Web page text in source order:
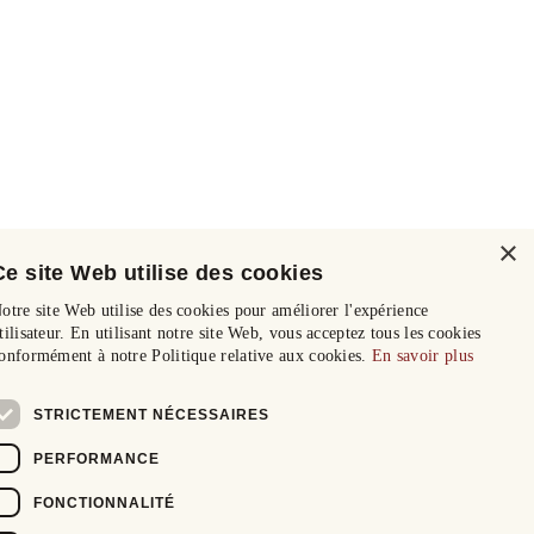
×
site Web utilise des cookies
site Web utilise des cookies pour améliorer l'expérience
En utilisant notre site Web, vous acceptez tous les cookies
à notre Politique relative aux cookies. En savoir plus
STRICTEMENT NÉCESSAIRES
PERFORMANCE
FONCTIONNALITÉ